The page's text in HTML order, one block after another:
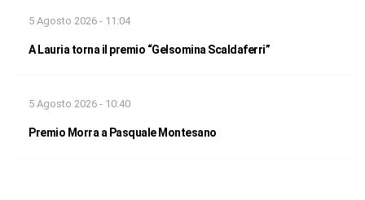
5 Agosto 2026 - 11:04
A Lauria torna il premio “Gelsomina Scaldaferri”
5 Agosto 2026 - 10:40
Premio Morra a Pasquale Montesano